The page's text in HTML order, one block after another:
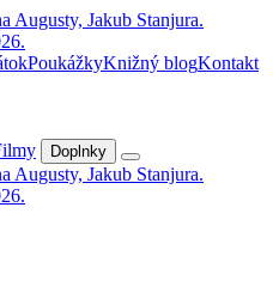
PoukážkyKnižný blogKontakt
Doplnky